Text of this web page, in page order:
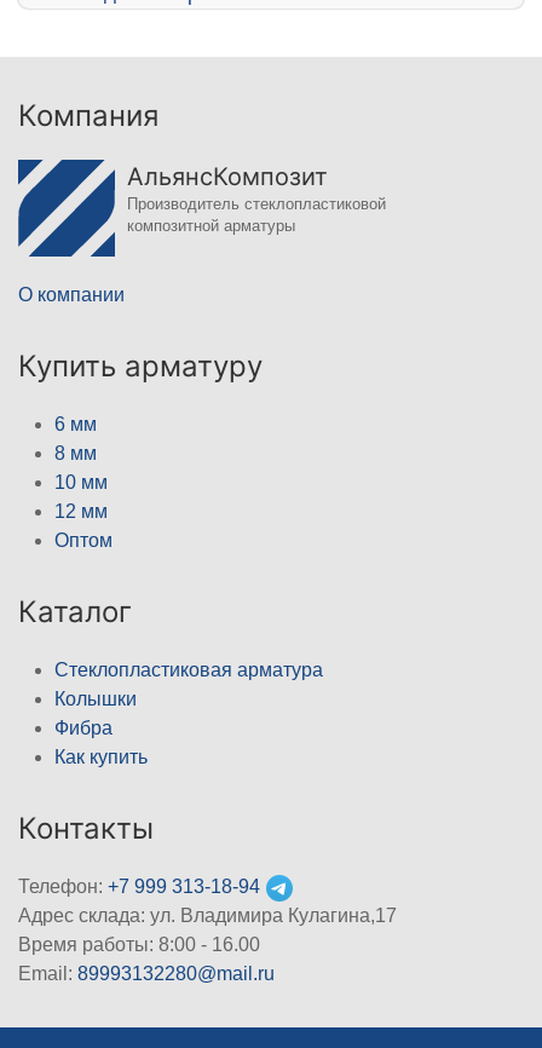
Компания
АльянсКомпозит
Производитель стеклопластиковой
композитной арматуры
О компании
Купить арматуру
6 мм
8 мм
10 мм
12 мм
Оптом
Каталог
Стеклопластиковая арматура
Колышки
Фибра
Как купить
Контакты
Телефон: +7 999 313-18-94
Адрес склада: ул. Владимира Кулагина,17
Время работы: 8:00 - 16.00
Email: 89993132280@mail.ru